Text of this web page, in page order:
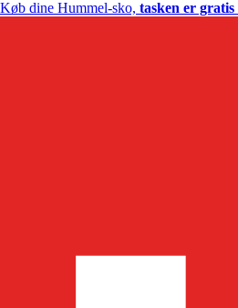
Køb dine Hummel-sko, tasken er gratis